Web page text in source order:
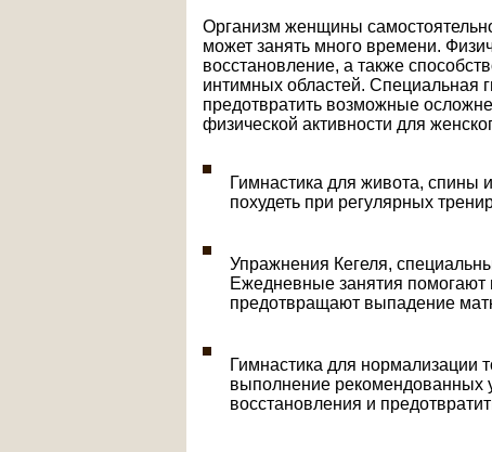
Организм женщины
может занять много времени.
восстановление, а также
интимных областей. Специальная
предотвратить возможные
физической активности для
Гимнастика для живота, спины
похудеть при регулярных
Упражнения Кегеля,
Ежедневные занятия помогают
предотвращают выпадение
Гимнастика для нормализации
выполнение рекомендованных
восстановления и